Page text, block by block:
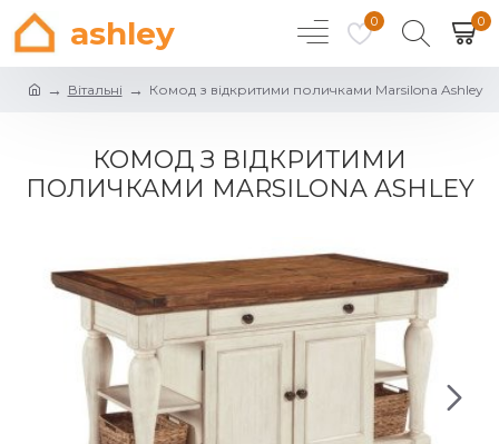
ashley 0 0
Вітальні Комод з відкритими поличками Marsilona Ashley
КОМОД З ВІДКРИТИМИ
ПОЛИЧКАМИ MARSILONA ASHLEY